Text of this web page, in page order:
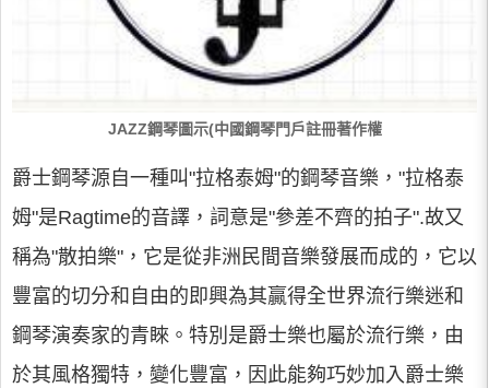
JAZZ鋼琴圖示(中國鋼琴門戶註冊著作權
爵士鋼琴源自一種叫"拉格泰姆"的鋼琴音樂，"拉格泰
姆"是Ragtime的音譯，詞意是"參差不齊的拍子".故又
稱為"散拍樂"，它是從非洲民間音樂發展而成的，它以
豐富的切分和自由的即興為其贏得全世界流行樂迷和
鋼琴演奏家的青睞。特別是爵士樂也屬於流行樂，由
於其風格獨特，變化豐富，因此能夠巧妙加入爵士樂